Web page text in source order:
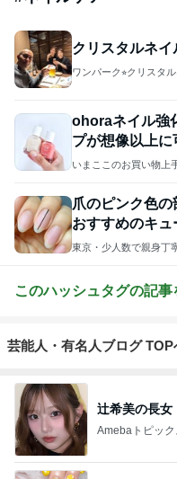
クリスタルネ
ワンパーク⭐︎クリスタル
ohoraネイル強
プが想像以上
いまここのお買い物上
爪のピンク色
おすすめのキ
東京・少人数で親身丁
このハッシュタグの記事
芸能人・有名人ブログ TOP
辻希美の長女
Amebaトピック